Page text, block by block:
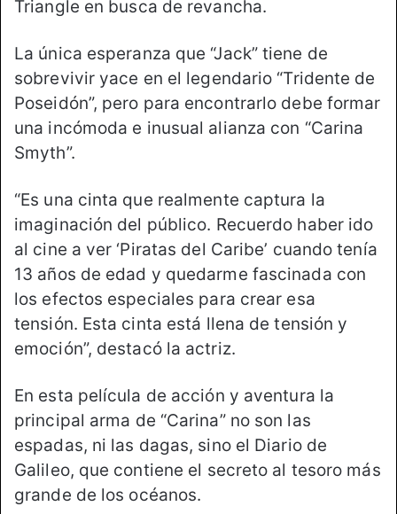
Triangle en busca de revancha.
La única esperanza que “Jack” tiene de
sobrevivir yace en el legendario “Tridente de
Poseidón”, pero para encontrarlo debe formar
una incómoda e inusual alianza con “Carina
Smyth”.
“Es una cinta que realmente captura la
imaginación del público. Recuerdo haber ido
al cine a ver ‘Piratas del Caribe’ cuando tenía
13 años de edad y quedarme fascinada con
los efectos especiales para crear esa
tensión. Esta cinta está llena de tensión y
emoción”, destacó la actriz.
En esta película de acción y aventura la
principal arma de “Carina” no son las
espadas, ni las dagas, sino el Diario de
Galileo, que contiene el secreto al tesoro más
grande de los océanos.